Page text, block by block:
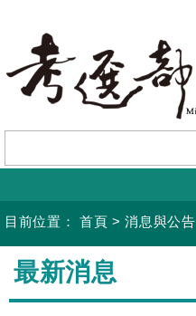
要
容
目前位置： 首頁 >消息與公告
:::
最新消息